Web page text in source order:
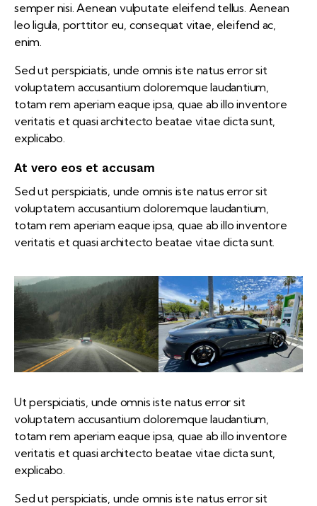
semper nisi. Aenean vulputate eleifend tellus. Aenean
leo ligula, porttitor eu, consequat vitae, eleifend ac,
enim.
Sed ut perspiciatis, unde omnis iste natus error sit
voluptatem accusantium doloremque laudantium,
totam rem aperiam eaque ipsa, quae ab illo inventore
veritatis et quasi architecto beatae vitae dicta sunt,
explicabo.
At vero eos et accusam
Sed ut perspiciatis, unde omnis iste natus error sit
voluptatem accusantium doloremque laudantium,
totam rem aperiam eaque ipsa, quae ab illo inventore
veritatis et quasi architecto beatae vitae dicta sunt.
Ut perspiciatis, unde omnis iste natus error sit
voluptatem accusantium doloremque laudantium,
totam rem aperiam eaque ipsa, quae ab illo inventore
veritatis et quasi architecto beatae vitae dicta sunt,
explicabo.
Sed ut perspiciatis, unde omnis iste natus error sit